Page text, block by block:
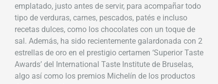
emplatado, justo antes de servir, para acompañar todo
tipo de verduras, carnes, pescados, patés e incluso
recetas dulces, como los chocolates con un toque de
sal. Además, ha sido recientemente galardonada con 2
estrellas de oro en el prestigio certamen ‘Superior Taste
Awards’ del International Taste Institute de Bruselas,
algo así como los premios Michelín de los productos